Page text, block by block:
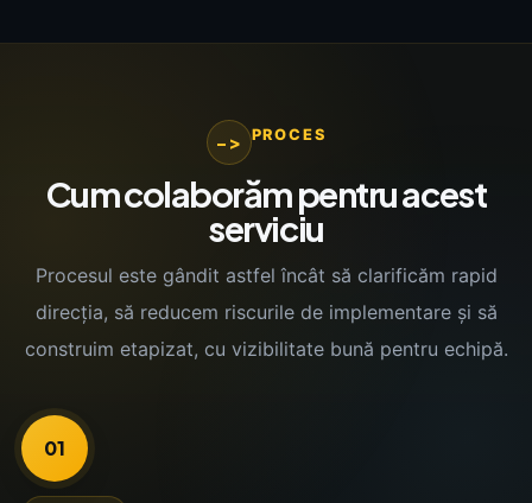
-> PROCES
Cum colaborăm pentru acest
serviciu
Procesul este gândit astfel încât să clarificăm rapid
direcția, să reducem riscurile de implementare și să
construim etapizat, cu vizibilitate bună pentru echipă.
01